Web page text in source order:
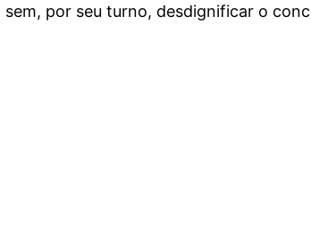
sem, por seu turno, desdignificar o